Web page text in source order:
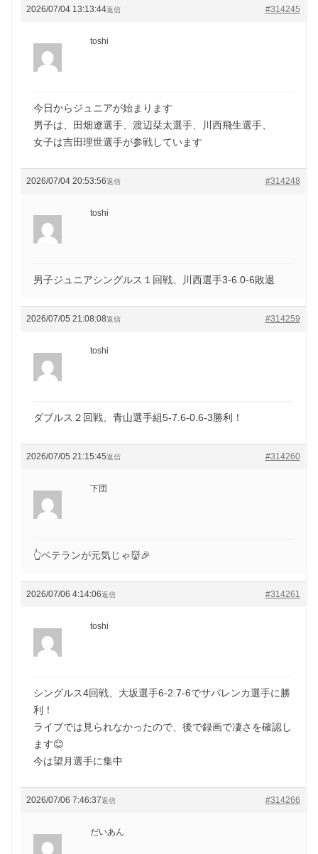
2026/07/04 13:13:44 #314245
返信
toshi
今日からジュニアが始まります
男子は、田畑遼選手、渡辺栞太選手、川西飛生選手、
女子は吉田理世選手が参戦しています
2026/07/04 20:53:56 #314248
返信
toshi
男子ジュニアシングルス１回戦、川西選手3-6.0-6敗退
2026/07/05 21:08:08 #314259
返信
toshi
ダブルス２回戦、青山選手組5-7.6-0.6-3勝利！
2026/07/05 21:15:45 #314260
返信
下団
👆ベテランが元気じゃ👹🎉
2026/07/06 4:14:06 #314261
返信
toshi
シングルス4回戦、大坂選手6-2.7-6でサバレンカ選手に勝
利！
ライブでは見られなかったので、後で録画で凄さを確認し
ます😊
今は望月選手に集中
2026/07/06 7:46:37 #314266
返信
だいあん